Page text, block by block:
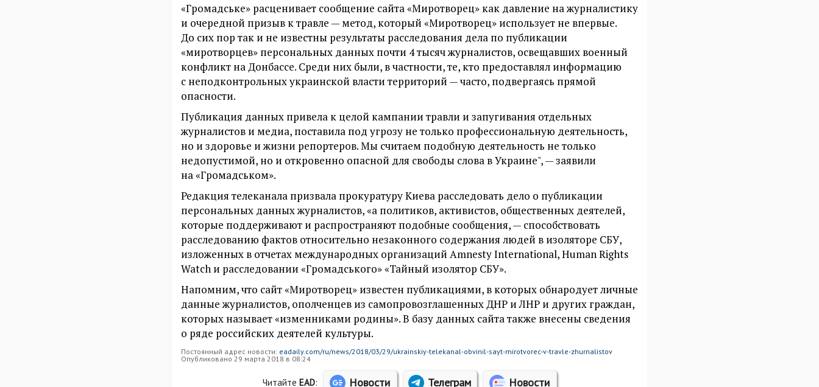
«Громадське» расценивает сообщение сайта «Миротворец» как давление на журналистику
и очередной призыв к травле — метод, который «Миротворец» использует не впервые.
До сих пор так и не известны результаты расследования дела по публикации
«миротворцев» персональных данных почти 4 тысяч журналистов, освещавших военный
конфликт на Донбассе. Среди них были, в частности, те, кто предоставлял информацию
с неподконтрольных украинской власти территорий — часто, подвергаясь прямой
опасности.
Публикация данных привела к целой кампании травли и запугивания отдельных
журналистов и медиа, поставила под угрозу не только профессиональную деятельность,
но и здоровье и жизни репортеров. Мы считаем подобную деятельность не только
недопустимой, но и откровенно опасной для свободы слова в Украине", — заявили
на «Громадськом».
Редакция телеканала призвала прокуратуру Киева расследовать дело о публикации
персональных данных журналистов, «а политиков, активистов, общественных деятелей,
которые поддерживают и распространяют подобные сообщения, — способствовать
расследованию фактов относительно незаконного содержания людей в изоляторе СБУ,
изложенных в отчетах международных организаций Amnesty International, Human Rights
Watch и расследовании «Громадського» «Тайный изолятор СБУ».
Напомним, что сайт «Миротворец» известен публикациями, в которых обнародует личные
данные журналистов, ополченцев из самопровозглашенных ДНР и ЛНР и других граждан,
которых называет «изменниками родины». В базу данных сайта также внесены сведения
о ряде российских деятелей культуры.
Постоянный адрес новости: eadaily.com/ru/news/2018/03/29/ukrainskiy-telekanal-obvinil-sayt-mirotvorec-v-travle-zhurnalistov
Опубликовано 29 марта 2018 в 08:24
Читайте EAD: Новости Телеграм Новости